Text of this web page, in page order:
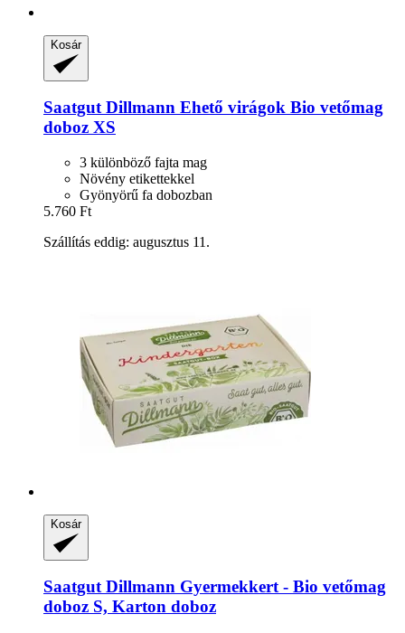
Kosár
Saatgut Dillmann Ehető virágok Bio vetőmag
doboz XS
3 különböző fajta mag
Növény etikettekkel
Gyönyörű fa dobozban
5.760 Ft
Szállítás eddig: augusztus 11.
Kosár
Saatgut Dillmann Gyermekkert -​ Bio vetőmag
doboz S, Karton doboz